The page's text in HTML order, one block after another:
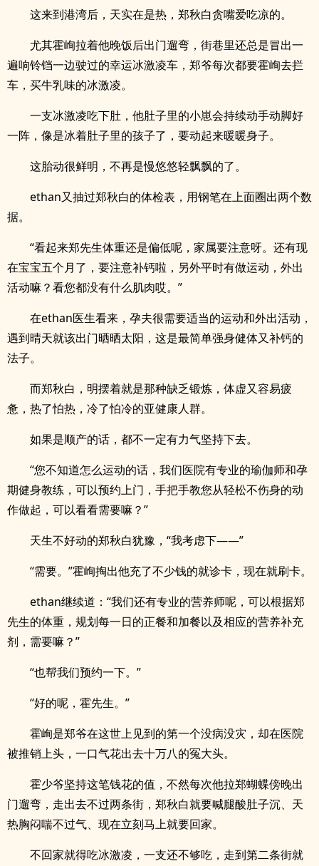
这来到港湾后，天实在是热，郑秋白贪嘴爱吃凉的。
尤其霍峋拉着他晚饭后出门遛弯，街巷里还总是冒出一
遍响铃铛一边驶过的幸运冰激凌车，郑爷每次都要霍峋去拦
车，买牛乳味的冰激凌。
一支冰激凌吃下肚，他肚子里的小崽会持续动手动脚好
一阵，像是冰着肚子里的孩子了，要动起来暖暖身子。
这胎动很鲜明，不再是慢悠悠轻飘飘的了。
ethan又抽过郑秋白的体检表，用钢笔在上面圈出两个数
据。
“看起来郑先生体重还是偏低呢，家属要注意呀。还有现
在宝宝五个月了，要注意补钙啦，另外平时有做运动，外出
活动嘛？看您都没有什么肌肉哎。”
在ethan医生看来，孕夫很需要适当的运动和外出活动，
遇到晴天就该出门晒晒太阳，这是最简单强身健体又补钙的
法子。
而郑秋白，明摆着就是那种缺乏锻炼，体虚又容易疲
惫，热了怕热，冷了怕冷的亚健康人群。
如果是顺产的话，都不一定有力气坚持下去。
“您不知道怎么运动的话，我们医院有专业的瑜伽师和孕
期健身教练，可以预约上门，手把手教您从轻松不伤身的动
作做起，可以看看需要嘛？”
天生不好动的郑秋白犹豫，“我考虑下——”
“需要。”霍峋掏出他充了不少钱的就诊卡，现在就刷卡。
ethan继续道：“我们还有专业的营养师呢，可以根据郑
先生的体重，规划每一日的正餐和加餐以及相应的营养补充
剂，需要嘛？”
“也帮我们预约一下。”
“好的呢，霍先生。”
霍峋是郑爷在这世上见到的第一个没病没灾，却在医院
被推销上头，一口气花出去十万八的冤大头。
霍少爷坚持这笔钱花的值，不然每次他拉郑蝴蝶傍晚出
门遛弯，走出去不过两条街，郑秋白就要喊腿酸肚子沉、天
热胸闷喘不过气、现在立刻马上就要回家。
不回家就得吃冰激凌，一支还不够吃，走到第二条街就